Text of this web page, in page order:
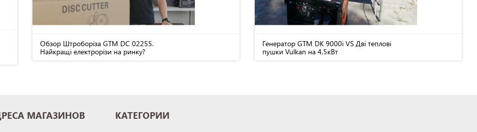
Обзор Штроборіза GTM DC 02255.
Найкращі електрорізи на ринку?
Генератор GTM DK 9000i VS Дві теплові
пушки Vulkan на 4,5кВт
МАГАЗИНОВ КАТЕГОРИИ